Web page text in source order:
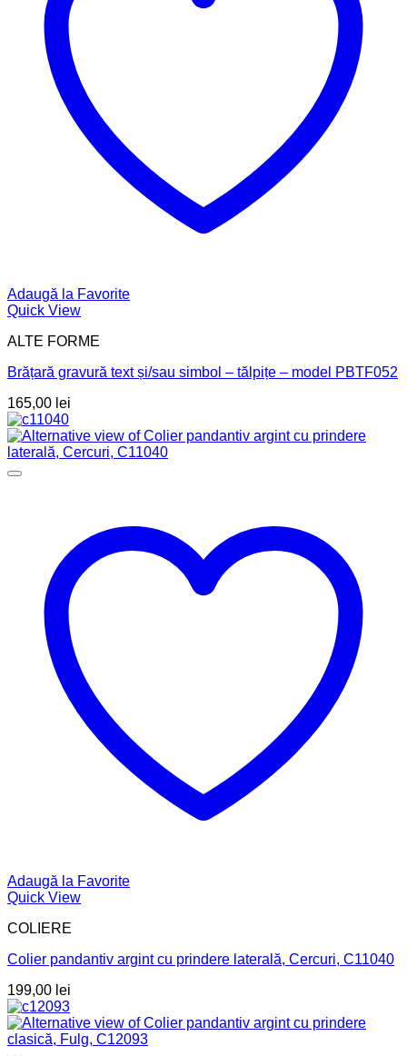
Adaugă la Favorite
Quick View
ALTE FORME
Brățară gravură text și/sau simbol – tălpițe – model PBTF052
165,00 lei
Adaugă la Favorite
Quick View
COLIERE
Colier pandantiv argint cu prindere laterală, Cercuri, C11040
199,00 lei